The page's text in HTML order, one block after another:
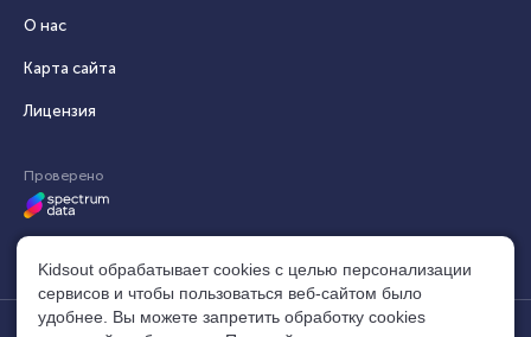
О нас
Карта сайта
Лицензия
Проверено
Kidsout обрабатывает cookies с целью персонализации
сервисов и чтобы пользоваться веб-сайтом было
удобнее. Вы можете запретить обработку сookies